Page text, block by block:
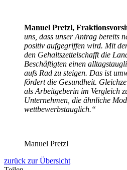
Manuel Pretzl,
uns, dass unser Antrag bereits
positiv aufgegriffen wird. Mit
den Gehaltszettelschafft die
Beschäftigten einen
aufs Rad zu steigen. Das ist
fördert die Gesundheit.
als Arbeitgeberin im Vergleich
Unternehmen, die ähnliche
wettbewerbstauglich.“
Manuel Pretzl
zurück zur Übersicht